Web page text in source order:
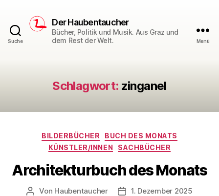
Suche
Der Haubentaucher
Bücher, Politik und Musik. Aus Graz und
dem Rest der Welt.
Menü
Schlagwort: zinganel
Kategorien
BILDERBÜCHER
BUCH DES MONATS
KÜNSTLER/INNEN
SACHBÜCHER
Architekturbuch des Monats
Beitragsautor
Von Haubentaucher Veröffentlichungsdatum
1. Dezember 2025